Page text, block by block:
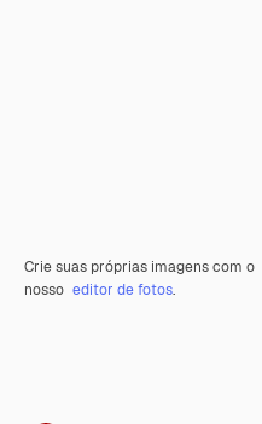
Crie suas próprias imagens com o
nosso editor de fotos.